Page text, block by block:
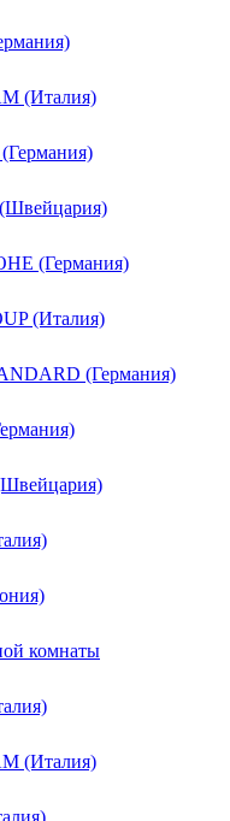
(Италия)
(Германия)
(Италия)
(Германия)
комнаты
(Италия)